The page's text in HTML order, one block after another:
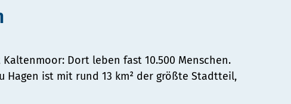
Dort leben fast 10.500 Menschen.
ist mit rund 13 km² der größte Stadtteil,